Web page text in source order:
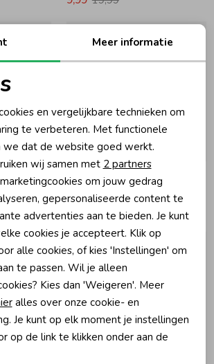
korting
T-shirt AOP - Desert Fiesta 330 Army
-50% korting
Sturdy
9,99 19,99
cookies
cookies
cookies
Meer informatie
en vergelijkbare technieken om
te verbeteren. Met functionele
we dat de website goed werkt.
wij samen met 2 partners
om jouw gedrag
gepersonaliseerde content te
advertenties aan te bieden. Je kunt
cookies je accepteert. Klik op
alle cookies, of kies 'Instellingen' om
te passen. Wil je alleen
Kies dan 'Weigeren'. Meer
alles over onze cookie- en
Je kunt op elk moment je instellingen
op de link te klikken onder aan de